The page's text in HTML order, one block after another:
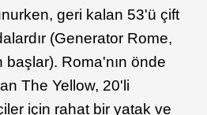
geri kalan 53'ü çift
(Generator Rome,
başlar). Roma'nın önde
The Yellow, 20'li
için rahat bir yatak ve